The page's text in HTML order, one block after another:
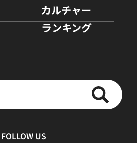
カルチャー
ランキング
FOLLOW US